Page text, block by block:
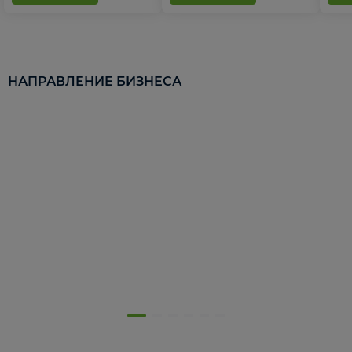
НАПРАВЛЕНИЕ БИЗНЕСА